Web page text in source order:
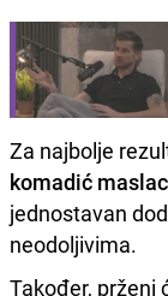
Za najbolje
komadić
jednostavan
neodoljivima.
Također, prženi